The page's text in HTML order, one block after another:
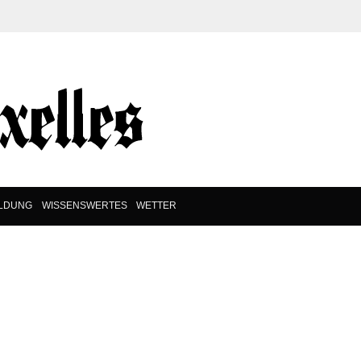
WISSENSWERTES WETTER